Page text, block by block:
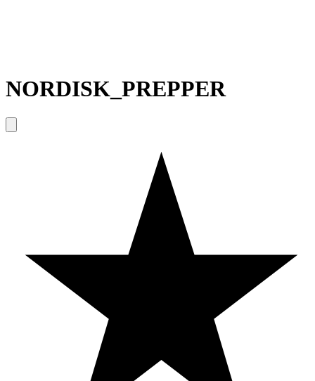
NORDISK_PREPPER